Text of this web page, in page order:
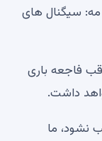
و Bitcoin (BTC) تجزیه و تحلیل قیمت 21 مه: سیگنال های
فاجعه باری
داشت.
نشود، ما